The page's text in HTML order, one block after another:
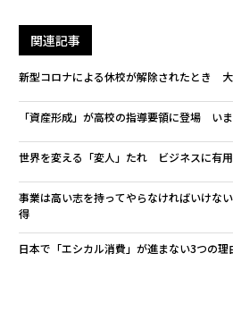
関連記事
新型コロナによる休校が解除されたとき
「資産形成」が高校の指導要領に登場 い
世界を変える「変人」たれ ビジネスに有
事業は高い志を持ってやらなければいけ
得
日本で「エシカル消費」が進まない3つの理